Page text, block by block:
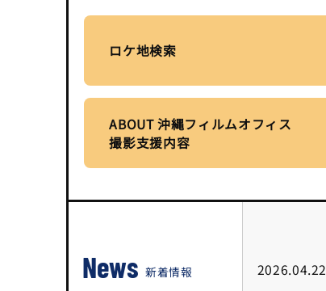
ロケ地検索
ABOUT 沖縄フィルムオフィス
撮影支援内容
News 新着情報 2026.04.22